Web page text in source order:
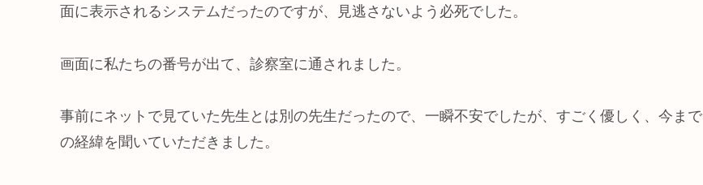
面に表示されるシステムだったのですが、見逃さないよう必死でした。
画面に私たちの番号が出て、診察室に通されました。
事前にネットで見ていた先生とは別の先生だったので、一瞬不安でしたが、すごく優しく、今まで
の経緯を聞いていただきました。